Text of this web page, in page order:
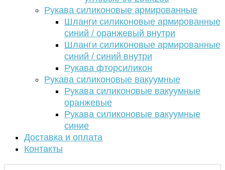
Рукава силиконовые армированные
Шланги силиконовые армированные
синий / оранжевый внутри
Шланги силиконовые армированные
синий / синий внутри
Рукава фторсиликон
Рукава силиконовые вакуумные
Рукава силиконовые вакуумные
оранжевые
Рукава силиконовые вакуумные
синие
Доставка и оплата
Контакты